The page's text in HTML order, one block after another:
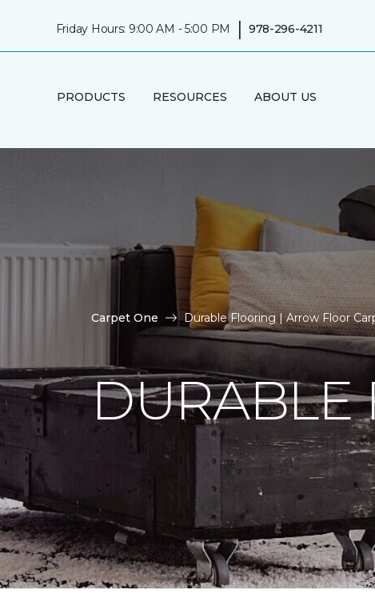
Friday Hours: 9:00 AM - 5:00 PM | 978-296-4211
PRODUCTS RESOURCES ABOUT US
Carpet One Durable Flooring | Arrow Floor
DURABLE